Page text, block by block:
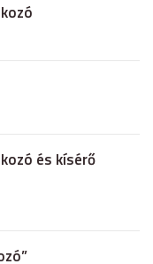
és kísérő